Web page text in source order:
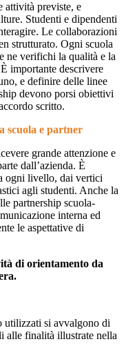
attività previste, e
Studenti e dipendenti
Le collaborazioni
strutturato. Ogni scuola
ne verifichi la qualità e la
importante descrivere
e definire delle linee
devono porsi obiettivi
scritto.
scuola e partner
grande attenzione e
dall’azienda. È
ogni livello, dai vertici
agli studenti. Anche la
partnership scuola-
interna ed
le aspettative di
di orientamento da
utilizzati si avvalgono di
alle finalità illustrate nella